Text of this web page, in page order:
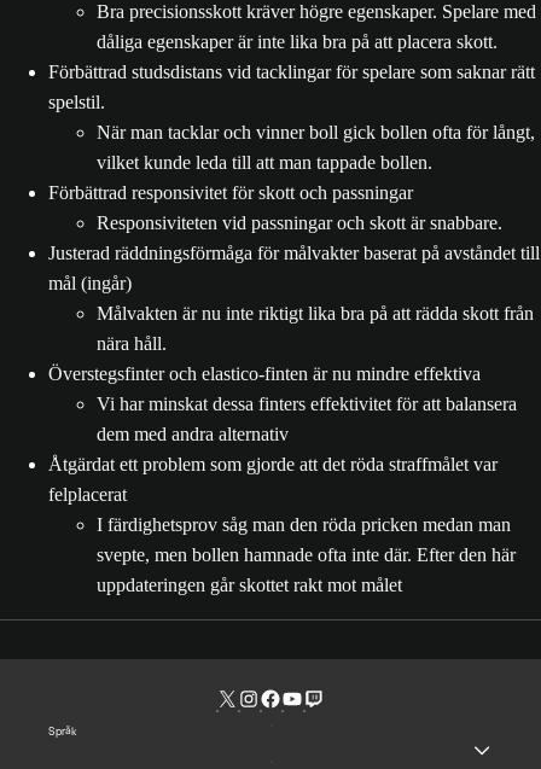
Bra precisionsskott kräver högre egenskaper. Spelare med
dåliga egenskaper är inte lika bra på att placera skott.
Förbättrad studsdistans vid tacklingar för spelare som saknar rätt
spelstil.
När man tacklar och vinner boll gick bollen ofta för långt,
vilket kunde leda till att man tappade bollen.
Förbättrad responsivitet för skott och passningar
Responsiviteten vid passningar och skott är snabbare.
Justerad räddningsförmåga för målvakter baserat på avståndet till
mål (ingår)
Målvakten är nu inte riktigt lika bra på att rädda skott från
nära håll.
Överstegsfinter och elastico-finten är nu mindre effektiva
Vi har minskat dessa finters effektivitet för att balansera
dem med andra alternativ
Åtgärdat ett problem som gjorde att det röda straffmålet var
felplacerat
I färdighetsprov såg man den röda pricken medan man
svepte, men bollen hamnade ofta inte där. Efter den här
uppdateringen går skottet rakt mot målet
Språk